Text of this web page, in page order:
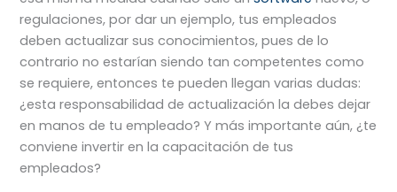
regulaciones, por dar un ejemplo, tus empleados
deben actualizar sus conocimientos, pues de lo
contrario no estarían siendo tan competentes como
se requiere, entonces te pueden llegan varias dudas:
¿esta responsabilidad de actualización la debes dejar
en manos de tu empleado? Y más importante aún, ¿te
conviene invertir en la capacitación de tus
empleados?